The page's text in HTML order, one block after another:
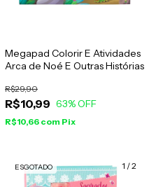
Megapad Colorir E Atividades
Arca de Noé E Outras Histórias
R$10,99
R$29,90
63% OFF
R$10,66 com Pix
1 /2
ESGOTADO